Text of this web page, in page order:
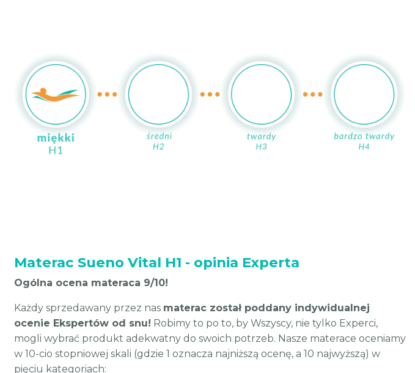
Materac Sueno Vital H1 - opinia Experta
Ogólna ocena materaca 9/10!
Każdy sprzedawany przez nas materac został poddany indywidualnej
ocenie Ekspertów od snu! Robimy to po to, by Wszyscy, nie tylko Experci,
mogli wybrać produkt adekwatny do swoich potrzeb. Nasze materace oceniamy
w 10-cio stopniowej skali (gdzie 1 oznacza najniższą ocenę, a 10 najwyższą) w
pięciu kategoriach: